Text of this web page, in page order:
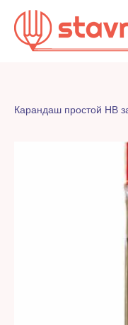
Перейти
содержимому
Карандаш простой НВ